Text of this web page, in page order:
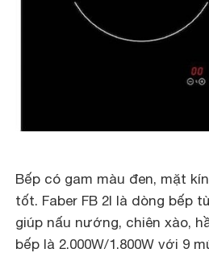
Bếp có gam màu đen, mặt
tốt. Faber FB 2I là dòng bếp
giúp nấu nướng, chiên xào,
bếp là 2.000W/1.800W với 9